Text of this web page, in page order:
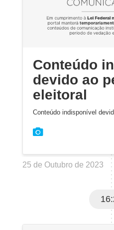
Conteúdo
devido ao
eleitoral
Conteúdo indisponível
25 de Outubro de 2023